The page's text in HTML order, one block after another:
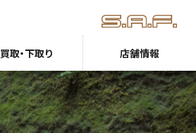
買取・下取り 店舗情報